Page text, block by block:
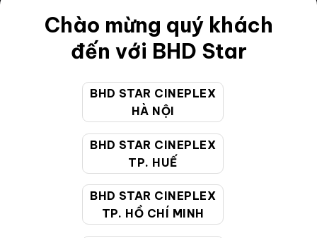
Chào mừng quý khách
đến với BHD Star
BHD STAR CINEPLEX
HÀ NỘI
BHD STAR CINEPLEX
TP. HUẾ
BHD STAR CINEPLEX
TP. HỒ CHÍ MINH
Điều khoản
Hướng dẫn đặt vé trực tuyến
Chính sách bảo vệ thông tin cá nhân của người tiêu
CHĂM SÓC KHÁCH HÀNG
19002099